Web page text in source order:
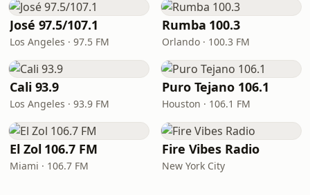
José 97.5/107.1
Los Angeles · 97.5 FM
Rumba 100.3
Orlando · 100.3 FM
Cali 93.9
Los Angeles · 93.9 FM
Puro Tejano 106.1
Houston · 106.1 FM
El Zol 106.7 FM
Miami · 106.7 FM
Fire Vibes Radio
New York City